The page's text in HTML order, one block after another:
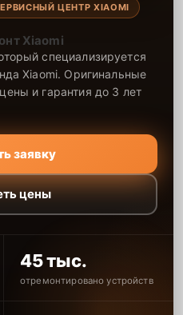
ЦЕНТР XIAOMI
Xiaomi
специализируется
Xiaomi. Оригинальные
и гарантия до 3 лет
заявку
цены
45 тыс.
отремонтировано устройств